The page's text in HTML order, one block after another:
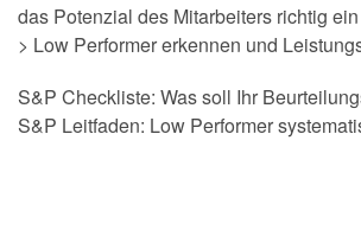
das Potenzial des Mitarbeiters richtig ein
> Low Performer erkennen und
S&P Checkliste: Was soll Ihr
S&P Leitfaden: Low Performer